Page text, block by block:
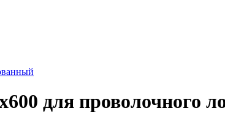
для проволочного